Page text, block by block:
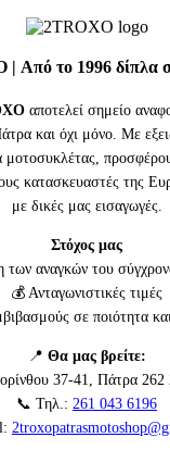
| Από το 1996 δίπλα
αποτελεί σημείο
και όχι μόνο. Με
μοτοσυκλέτας,
κατασκευαστές της
με δικές μας εισαγωγές.
Στόχος μας
αναγκών του
💰 Ανταγωνιστικές τιμές
σε ποιότητα
📍 Θα μας βρείτε:
37-41, Πάτρα 262
📞 Τηλ.: 261 043 6196